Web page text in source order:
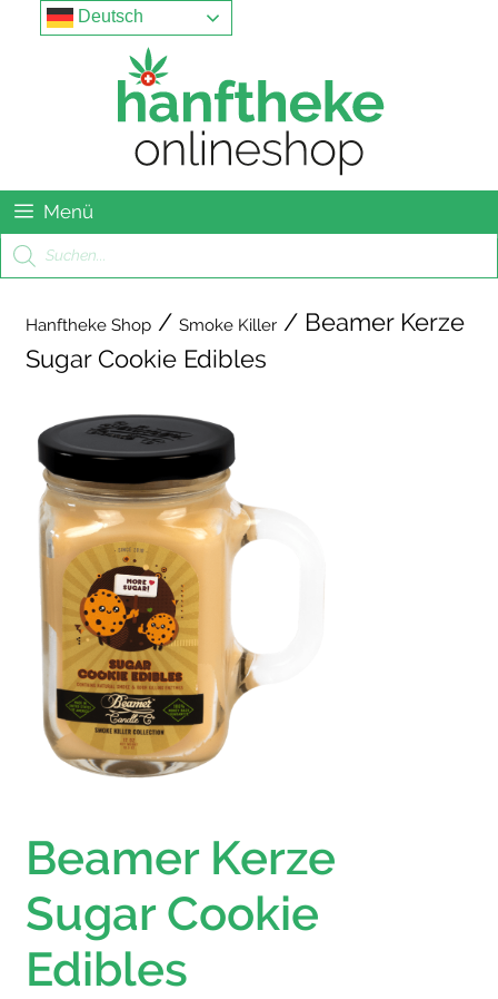
Springe
Menu
Menü
Products
search
Hanftheke Shop / Smoke Killer / Beamer Kerze
Sugar Cookie Edibles
Beamer Kerze
Sugar Cookie
Edibles
Deutsch